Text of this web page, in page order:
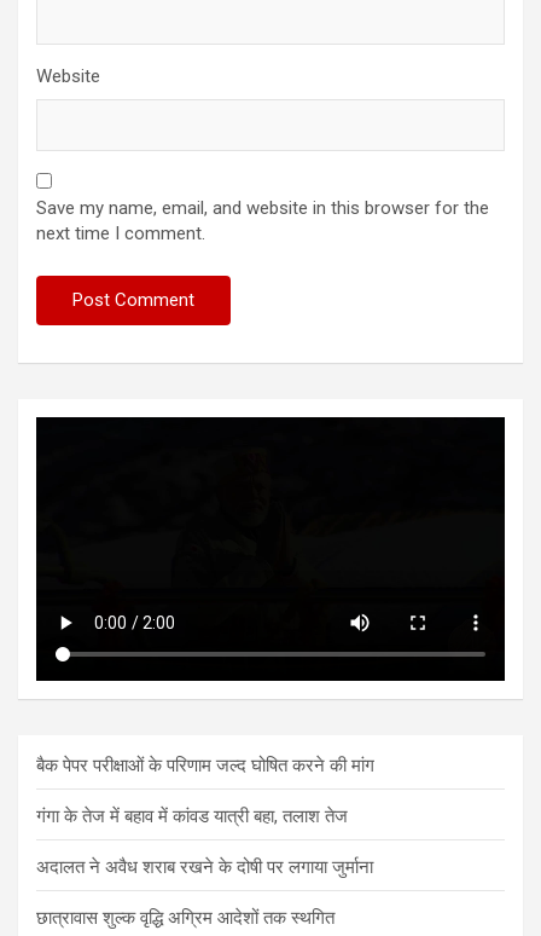
Website
Save my name, email, and website in this browser for the
next time I comment.
बैक पेपर परीक्षाओं के परिणाम जल्द घोषित करने की मांग
गंगा के तेज में बहाव में कांवड यात्री बहा, तलाश तेज
अदालत ने अवैध शराब रखने के दोषी पर लगाया जुर्माना
छात्रावास शुल्क वृद्धि अग्रिम आदेशों तक स्थगित